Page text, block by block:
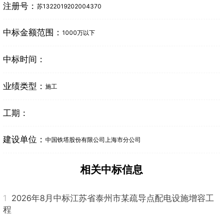
注册号： 苏1322019202004370
中标金额范围： 1000万以下
中标时间：
业绩类型： 施工
工期：
建设单位： 中国铁塔股份有限公司上海市分公司
相关中标信息
1 2026年8月中标江苏省泰州市某疏导点配电设施增容工
程